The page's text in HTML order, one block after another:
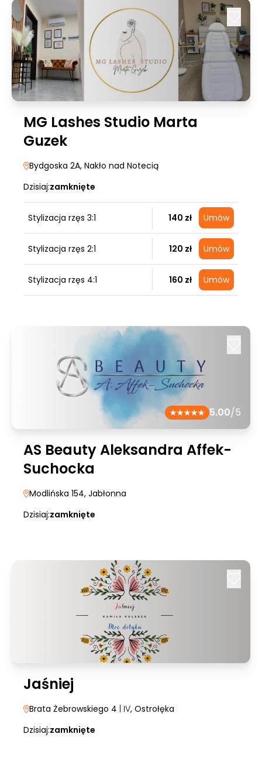
MG Lashes Studio Marta
Guzek
Bydgoska 2A, Nakło nad Notecią
Dzisiaj:zamknięte
Stylizacja rzęs 3:1 140 zł Umów
Stylizacja rzęs 2:1 120 zł Umów
Stylizacja rzęs 4:1 160 zł Umów
5.00/5
AS Beauty Aleksandra Affek-
Suchocka
Modlińska 154, Jabłonna
Dzisiaj:zamknięte
Jaśniej
Brata Żebrowskiego 4 | IV, Ostrołęka
Dzisiaj:zamknięte